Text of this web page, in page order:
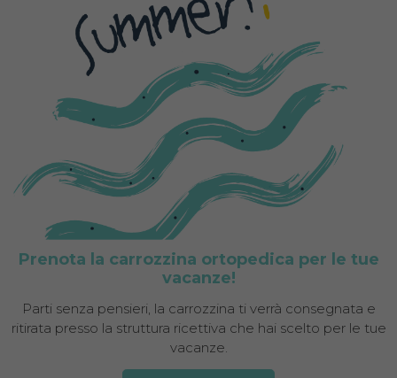
Prenota la carrozzina ortopedica per le tue
vacanze!
Parti senza pensieri, la carrozzina ti verrà consegnata e
ritirata presso la struttura ricettiva che hai scelto per le tue
vacanze.